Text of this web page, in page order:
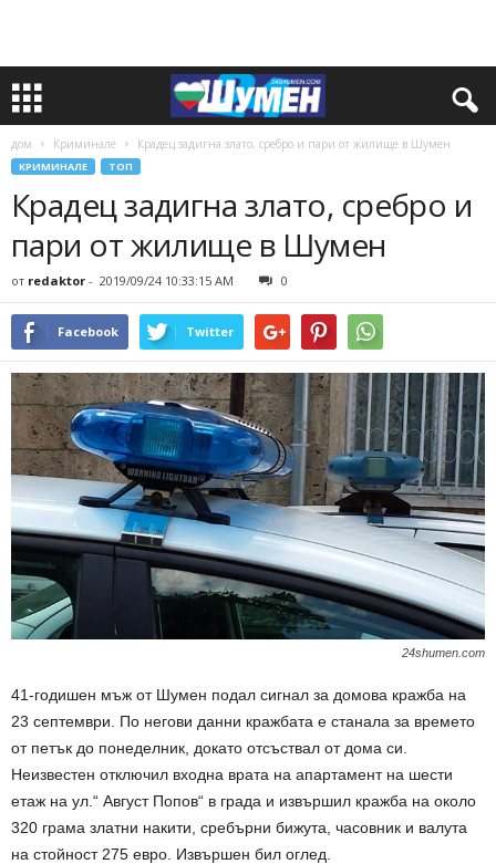
дом Криминале Крадец задигна злато, сребро и пари от жилище в Шумен
КРИМИНАЛЕ ТОП
Крадец задигна злато, сребро и
пари от жилище в Шумен
от redaktor - 2019/09/24 10:33:15 AM 0
Facebook Twitter
24shumen.com
41-годишен мъж от Шумен подал сигнал за домова кражба на
23 септември. По негови данни кражбата е станала за времето
от петък до понеделник, докато отсъствал от дома си.
Неизвестен отключил входна врата на апартамент на шести
етаж на ул.“ Август Попов“ в града и извършил кражба на около
320 грама златни накити, сребърни бижута, часовник и валута
на стойност 275 евро. Извършен бил оглед.